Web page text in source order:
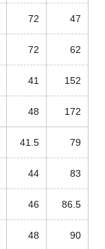
72 47
72 62
41 152
48 172
41.5 79
44 83
46 86.5
48 90